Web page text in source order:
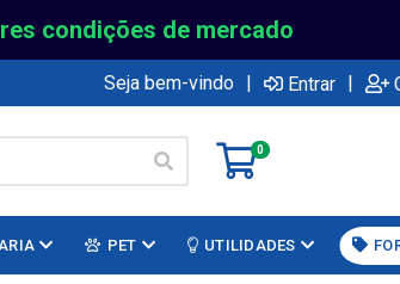
condições de mercado
Seja bem-vindo | Entrar |
0
PET UTILIDADES